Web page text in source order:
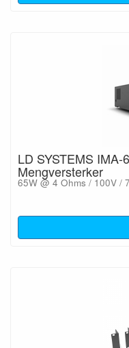
LD SYSTEMS
Mengversterker
65W @ 4 Ohms / 100V /